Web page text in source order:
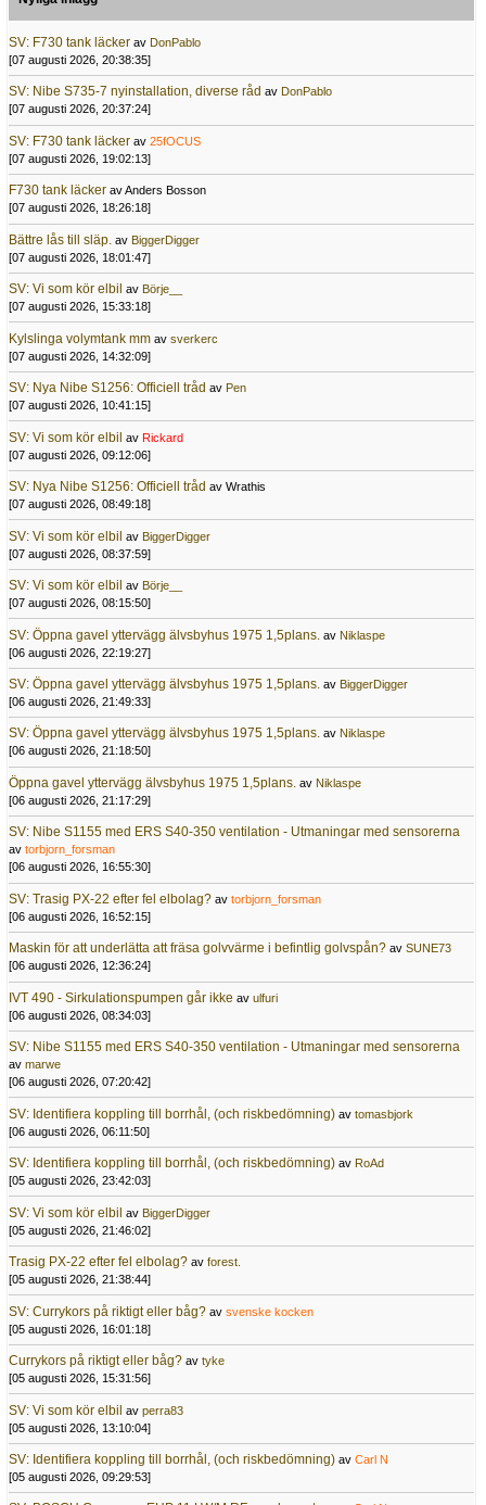
SV: F730 tank läcker av DonPablo
[07 augusti 2026, 20:38:35]
SV: Nibe S735-7 nyinstallation, diverse råd av DonPablo
[07 augusti 2026, 20:37:24]
SV: F730 tank läcker av 25fOCUS
[07 augusti 2026, 19:02:13]
F730 tank läcker av Anders Bosson
[07 augusti 2026, 18:26:18]
Bättre lås till släp. av BiggerDigger
[07 augusti 2026, 18:01:47]
SV: Vi som kör elbil av Börje__
[07 augusti 2026, 15:33:18]
Kylslinga volymtank mm av sverkerc
[07 augusti 2026, 14:32:09]
SV: Nya Nibe S1256: Officiell tråd av Pen
[07 augusti 2026, 10:41:15]
SV: Vi som kör elbil av Rickard
[07 augusti 2026, 09:12:06]
SV: Nya Nibe S1256: Officiell tråd av Wrathis
[07 augusti 2026, 08:49:18]
SV: Vi som kör elbil av BiggerDigger
[07 augusti 2026, 08:37:59]
SV: Vi som kör elbil av Börje__
[07 augusti 2026, 08:15:50]
SV: Öppna gavel yttervägg älvsbyhus 1975 1,5plans. av Niklaspe
[06 augusti 2026, 22:19:27]
SV: Öppna gavel yttervägg älvsbyhus 1975 1,5plans. av BiggerDigger
[06 augusti 2026, 21:49:33]
SV: Öppna gavel yttervägg älvsbyhus 1975 1,5plans. av Niklaspe
[06 augusti 2026, 21:18:50]
Öppna gavel yttervägg älvsbyhus 1975 1,5plans. av Niklaspe
[06 augusti 2026, 21:17:29]
SV: Nibe S1155 med ERS S40-350 ventilation - Utmaningar med sensorerna
av torbjorn_forsman
[06 augusti 2026, 16:55:30]
SV: Trasig PX-22 efter fel elbolag? av torbjorn_forsman
[06 augusti 2026, 16:52:15]
Maskin för att underlätta att fräsa golvvärme i befintlig golvspån? av SUNE73
[06 augusti 2026, 12:36:24]
IVT 490 - Sirkulationspumpen går ikke av ulfuri
[06 augusti 2026, 08:34:03]
SV: Nibe S1155 med ERS S40-350 ventilation - Utmaningar med sensorerna
av marwe
[06 augusti 2026, 07:20:42]
SV: Identifiera koppling till borrhål, (och riskbedömning) av tomasbjork
[06 augusti 2026, 06:11:50]
SV: Identifiera koppling till borrhål, (och riskbedömning) av RoAd
[05 augusti 2026, 23:42:03]
SV: Vi som kör elbil av BiggerDigger
[05 augusti 2026, 21:46:02]
Trasig PX-22 efter fel elbolag? av forest.
[05 augusti 2026, 21:38:44]
SV: Currykors på riktigt eller båg? av svenske kocken
[05 augusti 2026, 16:01:18]
Currykors på riktigt eller båg? av tyke
[05 augusti 2026, 15:31:56]
SV: Vi som kör elbil av perra83
[05 augusti 2026, 13:10:04]
SV: Identifiera koppling till borrhål, (och riskbedömning) av Carl N
[05 augusti 2026, 09:29:53]